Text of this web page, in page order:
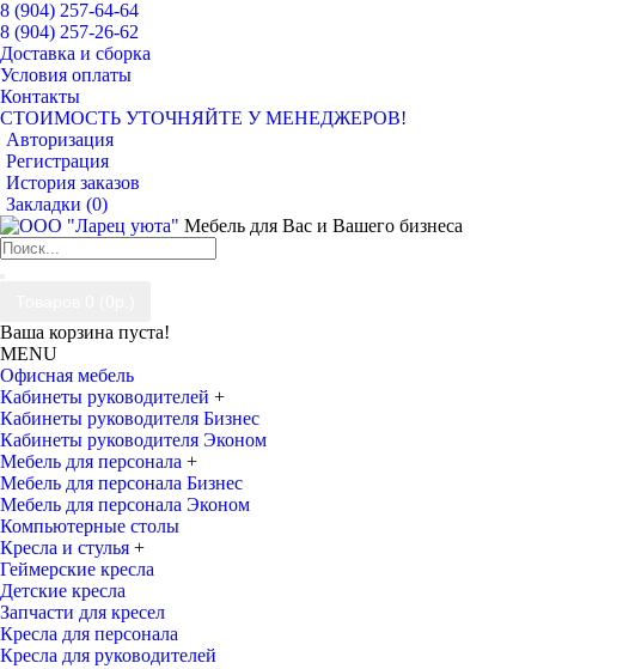
8 (904) 257-64-64
8 (904) 257-26-62
Доставка и сборка
Условия оплаты
Контакты
СТОИМОСТЬ УТОЧНЯЙТЕ У МЕНЕДЖЕРОВ!
Авторизация
Регистрация
История заказов
Закладки (0)
Мебель для Вас и Вашего бизнеса
Ваша корзина пуста!
MENU
Офисная мебель
Кабинеты руководителей +
Кабинеты руководителя Бизнес
Кабинеты руководителя Эконом
Мебель для персонала +
Мебель для персонала Бизнес
Мебель для персонала Эконом
Компьютерные столы
Кресла и стулья +
Геймерские кресла
Детские кресла
Запчасти для кресел
Кресла для персонала
Кресла для руководителей